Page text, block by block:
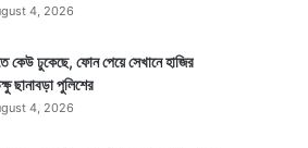
4, 2026
কেউ ঢুকেছে, ফোন পেয়ে সেখানে হাজির
ছানাবড়া পুলিশের
4, 2026